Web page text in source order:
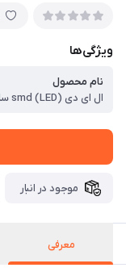
ویژگی‌ها
نام محصول
ال ای دی (LED) smd سایز 1210
موجود در انبار
معرفی